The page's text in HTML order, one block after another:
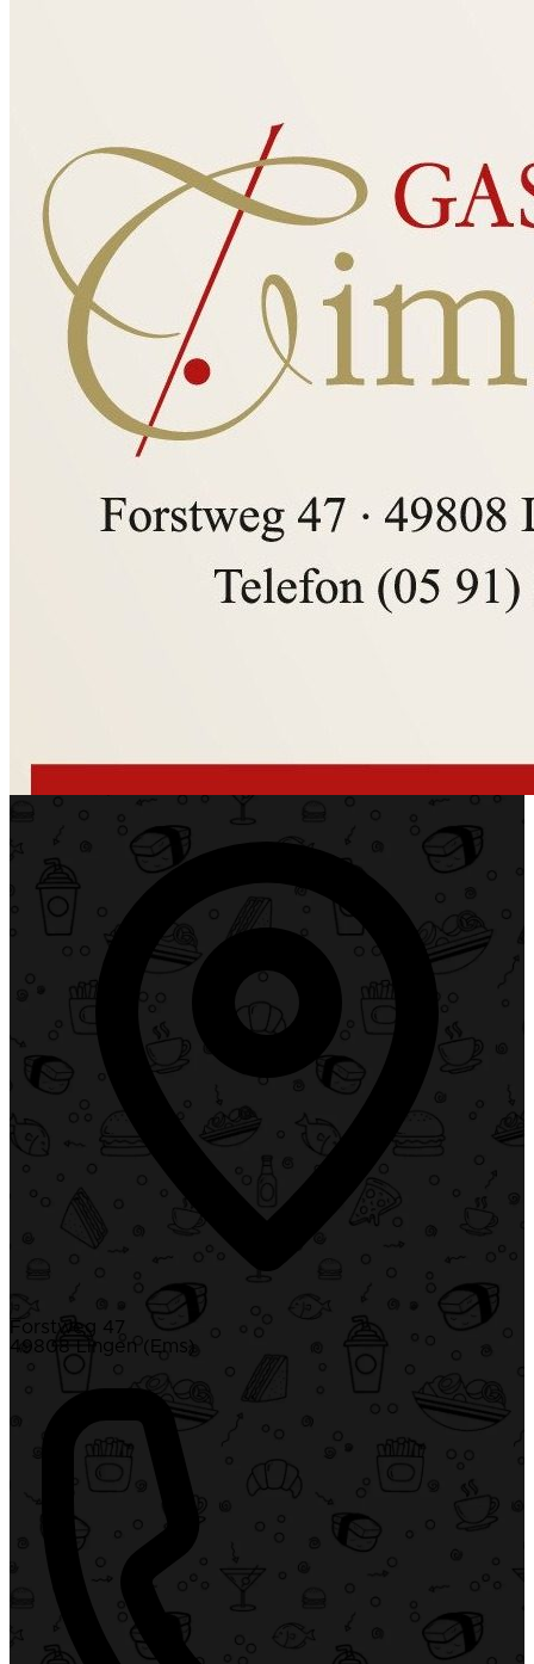
Forstweg 47
49808 Lingen (Ems)